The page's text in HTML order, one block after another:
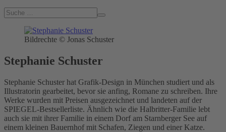
Bildrechte © Jonas Schuster
Stephanie Schuster
Stephanie Schuster hat Grafik-Design in München studiert und als
Illustratorin gearbeitet, bevor sie anfing, Romane zu schreiben. Ihre
Werke wurden mit Preisen ausgezeichnet und landeten auf der
SPIEGEL-Bestsellerliste. Ähnlich wie die Halbritter-Familie lebt
auch sie mit ihrer Familie in einem Dorf am Starnberger See auf
einem kleinen Bauernhof mit Schafen, Ziegen und einer Katze.